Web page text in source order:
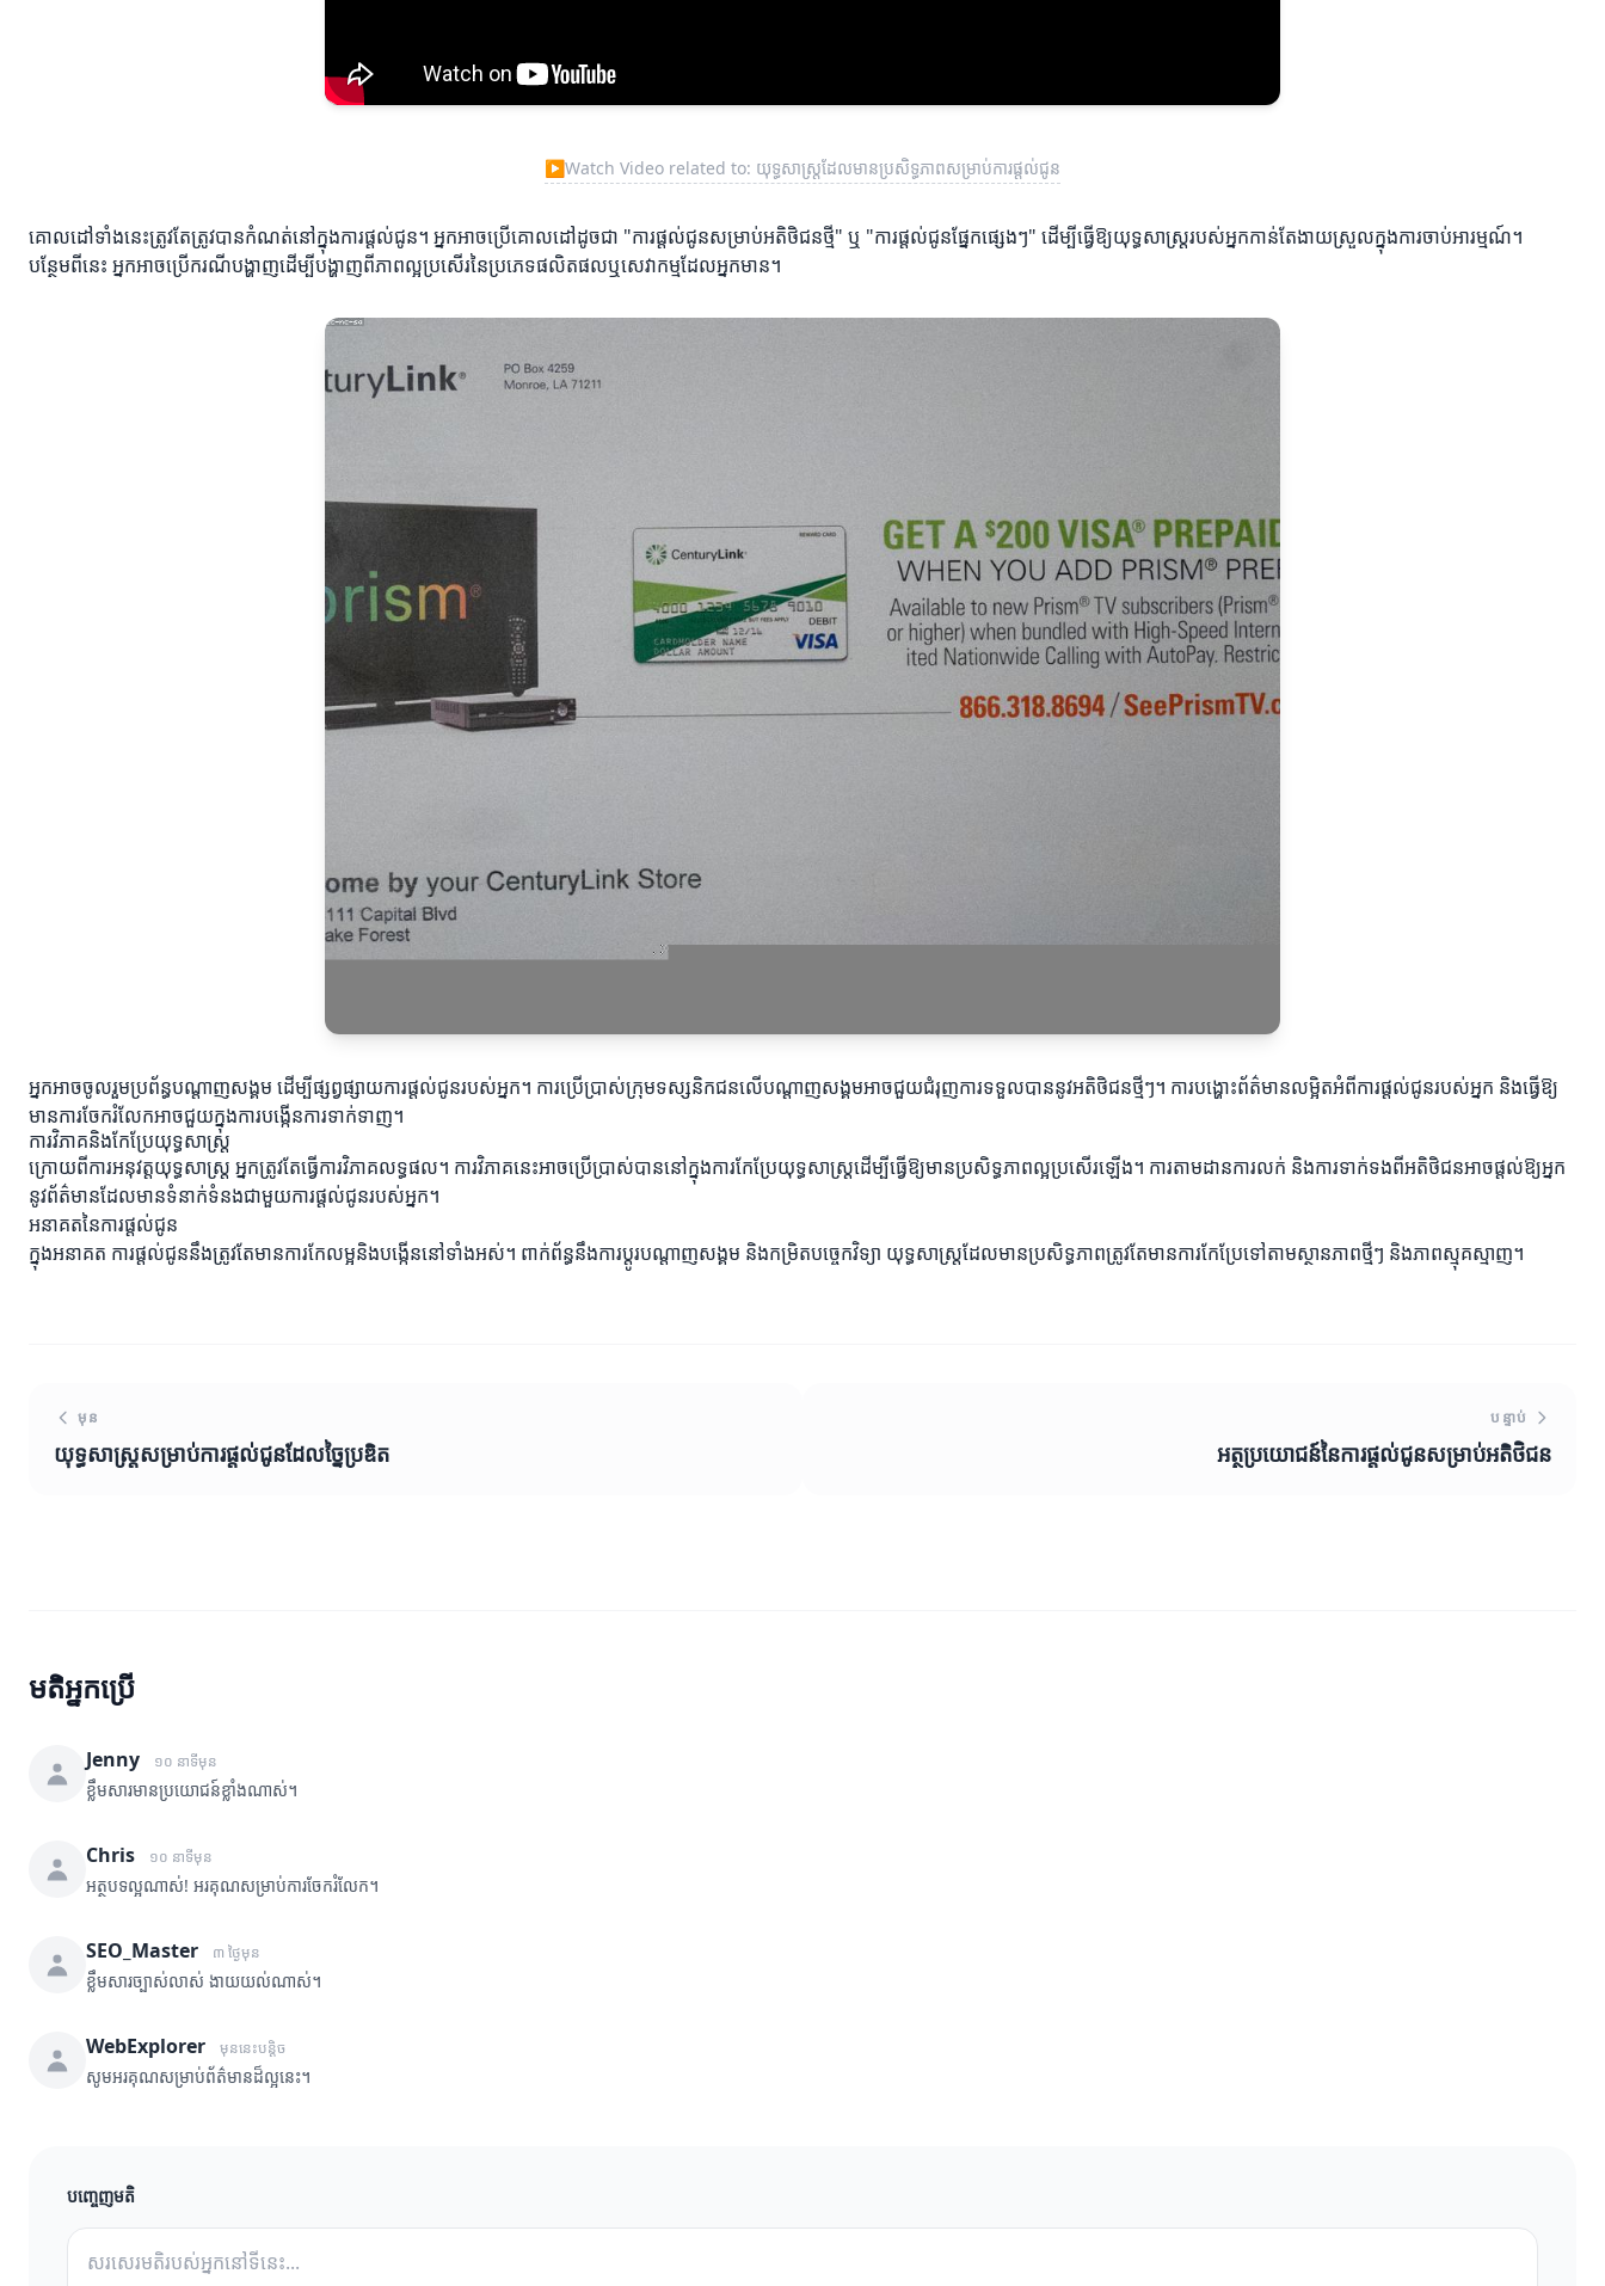
▶Watch Video related to: យុទ្ធសាស្ត្រដែលមានប្រសិទ្ធភាពសម្រាប់ការផ្តល់ជូន
គោលដៅទាំងនេះត្រូវតែត្រូវបានកំណត់នៅក្នុងការផ្តល់ជូន។ អ្នកអាចប្រើគោលដៅដូចជា "ការផ្តល់ជូនសម្រាប់អតិថិជនថ្មី" ឬ "ការផ្តល់ជូនផ្នែកផ្សេងៗ" ដើម្បីធ្វើឱ្យយុទ្ធសាស្ត្ររបស់អ្នកកាន់តែងាយស្រួលក្នុងការចាប់អារម្មណ៍។
បន្ថែមពីនេះ អ្នកអាចប្រើករណីបង្ហាញដើម្បីបង្ហាញពីភាពល្អប្រសើរនៃប្រភេទផលិតផលឬសេវាកម្មដែលអ្នកមាន។
អ្នកអាចចូលរួមប្រព័ន្ធបណ្ដាញសង្គម ដើម្បីផ្សព្វផ្សាយការផ្តល់ជូនរបស់អ្នក។ ការប្រើប្រាស់ក្រុមទស្សនិកជនលើបណ្ដាញសង្គមអាចជួយជំរុញការទទួលបាននូវអតិថិជនថ្មីៗ។ ការបង្ហោះព័ត៌មានលម្អិតអំពីការផ្តល់ជូនរបស់អ្នក និងធ្វើឱ្យ
មានការចែករំលែកអាចជួយក្នុងការបង្កើនការទាក់ទាញ។
ការវិភាគនិងកែប្រែយុទ្ធសាស្ត្រ
ក្រោយពីការអនុវត្តយុទ្ធសាស្ត្រ អ្នកត្រូវតែធ្វើការវិភាគលទ្ធផល។ ការវិភាគនេះអាចប្រើប្រាស់បាននៅក្នុងការកែប្រែយុទ្ធសាស្ត្រដើម្បីធ្វើឱ្យមានប្រសិទ្ធភាពល្អប្រសើរឡើង។ ការតាមដានការលក់ និងការទាក់ទងពីអតិថិជនអាចផ្តល់ឱ្យអ្នក
នូវព័ត៌មានដែលមានទំនាក់ទំនងជាមួយការផ្តល់ជូនរបស់អ្នក។
អនាគតនៃការផ្តល់ជូន
ក្នុងអនាគត ការផ្តល់ជូននឹងត្រូវតែមានការកែលម្អនិងបង្កើននៅទាំងអស់។ ពាក់ព័ន្ធនឹងការប្ដូរបណ្តាញសង្គម និងកម្រិតបច្ចេកវិទ្យា យុទ្ធសាស្ត្រដែលមានប្រសិទ្ធភាពត្រូវតែមានការកែប្រែទៅតាមស្ថានភាពថ្មីៗ និងភាពស្មុគស្មាញ។
មុន
យុទ្ធសាស្ត្រសម្រាប់ការផ្តល់ជូនដែលច្នៃប្រឌិត
បន្ទាប់
អត្ថប្រយោជន៍នៃការផ្តល់ជូនសម្រាប់អតិថិជន
មតិអ្នកប្រើ
Jenny ១០ នាទីមុន
ខ្លឹមសារមានប្រយោជន៍ខ្លាំងណាស់។
Chris ១០ នាទីមុន
អត្ថបទល្អណាស់! អរគុណសម្រាប់ការចែករំលែក។
SEO_Master ៣ ថ្ងៃមុន
ខ្លឹមសារច្បាស់លាស់ ងាយយល់ណាស់។
WebExplorer មុននេះបន្តិច
សូមអរគុណសម្រាប់ព័ត៌មានដ៏ល្អនេះ។
បញ្ចេញមតិ